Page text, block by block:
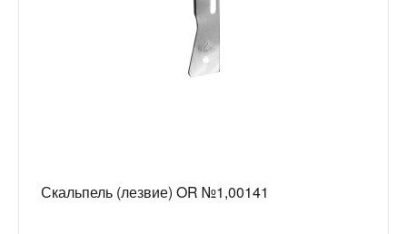
Скальпель (лезвие) OR №1,00141